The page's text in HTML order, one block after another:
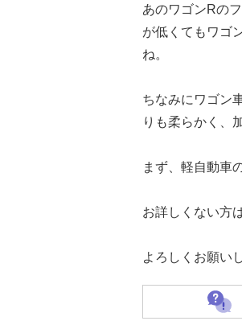
あのワゴンRの
が低くてもワゴ
ね。
ちなみにワゴン
りも柔らかく、
まず、軽自動車
お詳しくない方
よろしくお願い